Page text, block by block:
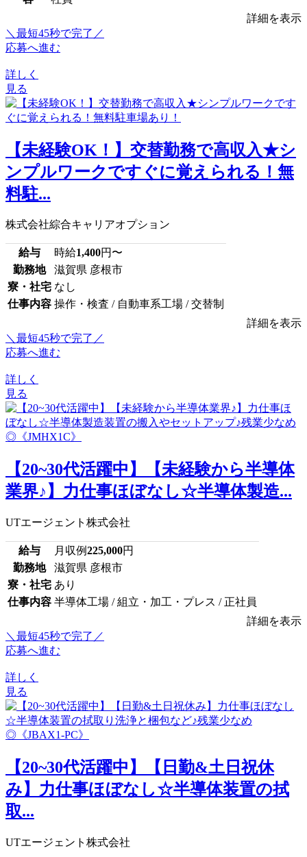
詳細を表示
＼最短45秒で完了／
応募へ進む
詳しく
見る
【未経験OK！】交替勤務で高収入★シ
ンプルワークですぐに覚えられる！無
料駐...
株式会社綜合キャリアオプション
給与 時給1,400円〜
勤務地
滋賀県 彦根市
寮・社宅 なし
仕事内容 操作・検査 / 自動車系工場 / 交替制
詳細を表示
＼最短45秒で完了／
応募へ進む
詳しく
見る
【20~30代活躍中】【未経験から半導体
業界♪】力仕事ほぼなし☆半導体製造...
UTエージェント株式会社
給与 月収例225,000円
勤務地
滋賀県 彦根市
寮・社宅 あり
仕事内容 半導体工場 / 組立・加工・プレス / 正社員
詳細を表示
＼最短45秒で完了／
応募へ進む
詳しく
見る
【20~30代活躍中】【日勤&土日祝休
み】力仕事ほぼなし☆半導体装置の拭
取...
UTエージェント株式会社